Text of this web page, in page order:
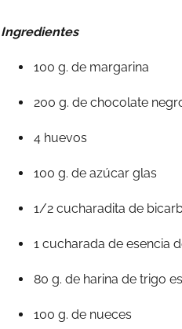
Ingredientes
100 g. de margarina
200 g. de chocolate
4 huevos
100 g. de azúcar glas
1/2 cucharadita de
1 cucharada de esencia
80 g. de harina de trigo
100 g. de nueces